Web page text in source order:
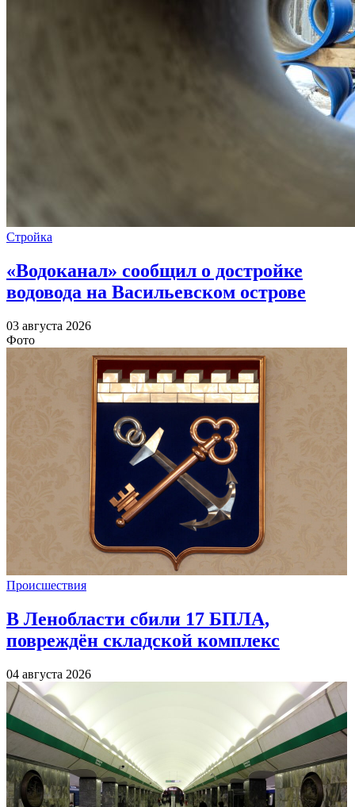
Стройка
«Водоканал» сообщил о достройке
водовода на Васильевском острове
03 августа 2026
Фото
Происшествия
В Ленобласти сбили 17 БПЛА,
повреждён складской комплекс
04 августа 2026